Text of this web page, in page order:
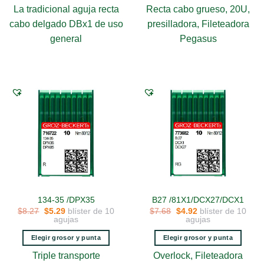
Este
tiene
múltiples
se
elegir
en
página
de
producto
La tradicional aguja recta
cabo delgado DBx1 de uso
general
Este
tiene
múltiples
se
elegir
en
página
de
producto
Recta cabo grueso, 20U,
presilladora, Fileteadora
Pegasus
134-35 /DPX35
$8.27 El
precio
original
era:
$8.27.
$5.29El
precio
actual
es:
$5.29.
blíster de 10
agujas
Elegir grosor y punta
Este
Triple transporte
B27 /81X1/DCX27/DCX1
$7.68 El
precio
original
era:
$7.68.
$4.92El
precio
actual
es:
$4.92.
blíster de 10
agujas
Elegir grosor y punta
Este
Overlock, Fileteadora